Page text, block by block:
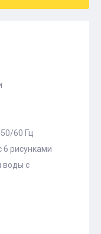
60 Гц
6 рисунками
воды с